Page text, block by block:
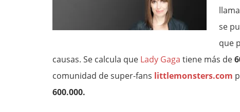
se
que
causas. Se calcula que Lady Gaga tiene más de
comunidad de super-fans littlemonsters.com
600.000.